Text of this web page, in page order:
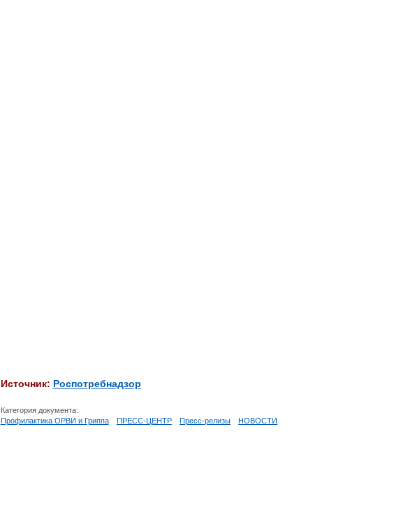
Источник: Роспотребнадзор
Категория документа:
Профилактика ОРВИ и Гриппа
ПРЕСС-ЦЕНТР Пресс-релизы НОВОСТИ